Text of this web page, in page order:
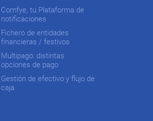
Comfye, tu Plataforma de
notificaciones
Fichero de entidades
financieras / festivos
Multipago: distintas
opciones de pago
Gestión de efectivo y flujo de
caja